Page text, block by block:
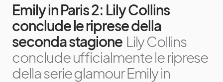
Emily in Paris 2: Lily Collins
conclude le riprese della
seconda stagione Lily Collins
conclude ufficialmente le riprese
della serie glamour Emily in